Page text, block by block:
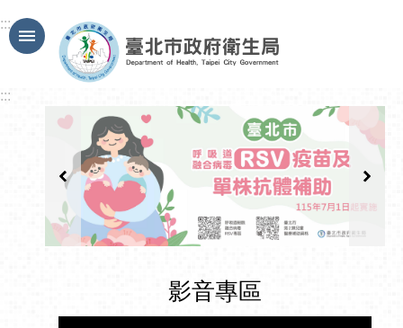
跳到主要內容區塊
:::
:::
影音專區